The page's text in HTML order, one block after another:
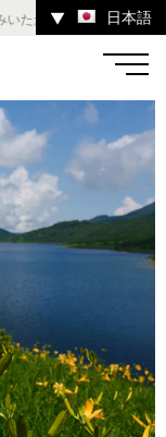
けます。 ／ チャツボ
▼ 日本語
スポット